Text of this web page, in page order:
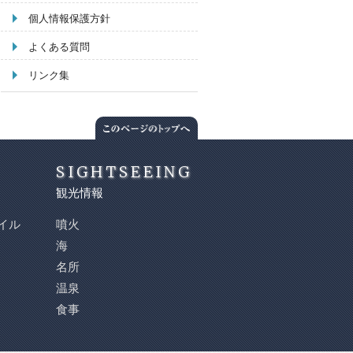
個人情報保護方針
よくある質問
リンク集
ル
SIGHTSEEING
観光情報
噴火
海
名所
温泉
食事